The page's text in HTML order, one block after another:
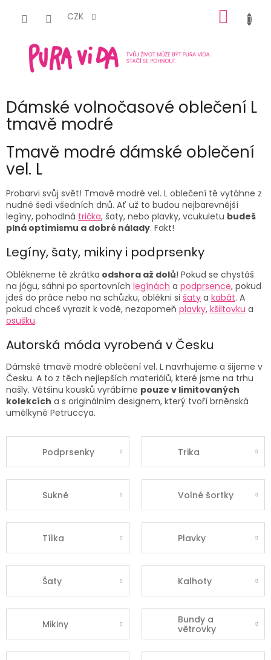
CZK
KOŠÍK
Dámské volnočasové oblečení L
tmavě modré
Tmavě modré dámské oblečení
vel. L
Probarvi svůj svět! Tmavě modré vel. L oblečení tě vytáhne z
nudné šedi všedních dnů. Ať už to budou nejbarevnější
legíny, pohodlná trička, šaty, nebo plavky, vcukuletu budeš
plná optimismu a dobré nálady. Fakt!
Legíny, šaty, mikiny i podprsenky
Oblékneme tě zkrátka odshora až dolů! Pokud se chystáš
na jógu, sáhni po sportovních legínách a podprsence, pokud
jdeš do práce nebo na schůzku, oblékni si šaty a kabát. A
pokud chceš vyrazit k vodě, nezapomeň plavky, kšiltovku a
osušku.
Autorská móda vyrobená v Česku
Dámské tmavě modré oblečení vel. L navrhujeme a šijeme v
Česku. A to z těch nejlepších materiálů, které jsme na trhu
našly. Většinu kousků vyrábíme pouze v limitovaných
kolekcích a s originálním designem, který tvoří brněnská
umělkyně Petruccya.
Podprsenky Trika
Sukně Volné šortky
Tílka Plavky
Šaty Kalhoty
Mikiny
Bundy a
větrovky